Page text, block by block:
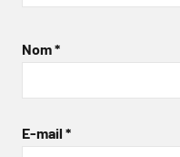
Nom*
E-mail *